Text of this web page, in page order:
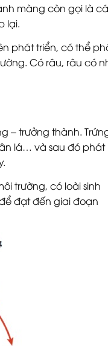
màng còn gọi là
lại.
phát triển, có thể
Có râu, râu có
– trưởng thành.
lá… và sau đó phát
trường, có loài sinh
đạt đến giai đoạn